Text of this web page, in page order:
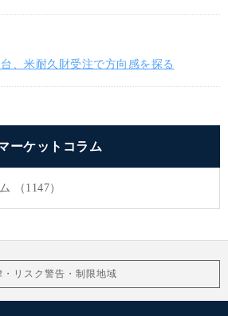
、米耐久財受注で方向感を探る
ーケットコラム
（1147）
・リスク警告・制限地域